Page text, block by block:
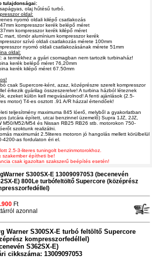
tulajdonságai:
olaj hűtésű turbó.
oldal:
nyomó oldali kilépő csatlakozás
kompresszor kerék belépő méret
kompresszor kerék kilépő méret
mart, tömör alumínium kompresszor kerék
szívó oldali csatlakozás mérete 100mm
nyomó oldali csatlakozásának mérete 51mm
oldal:
a termékhez a gyári csomagban nem tartozik turbinaház!
kerék belépő méret 76,20mm
kerék kilépő méret 67.50mm
csak Supercore-ként, azaz, középrészre szerelt kompresszor
érkezik gyárilag összeszerelve! A turbina házból léteznek
ezeket külön kell megvásárolnod! A fenti ajánlások (2.5-
motor) T4-es osztott .91 A/R házzal értendőek!
teljesítmény maximuma 845 lóerő, melyből a gyakorlatban
(utcára épített, utcai benzinnel üzemelő) Supra 1JZ, 2JZ,
M50/M52/M54 és Nissan RB25 RB26 stb. motorokon 750-
szoktunk realizálni.
maximumát 2.5literes motoron jó hangolás mellett körülbelül
4200-as fordulaton éri el.
2.5-3-literes tuningolt benzinmotorokhoz.
szakember építheti be!
csak igazoltan szakszerű beépítés esetén!
S300SX-E 13009097053 (becenevén
E) 800Le turbófeltöltő Supercore (középrész
Ft
azonnal
Warner S300SX-E turbó feltöltő Supercore
kompresszorfedéllel)
S362SX-E)
cikkszáma: 13009097053